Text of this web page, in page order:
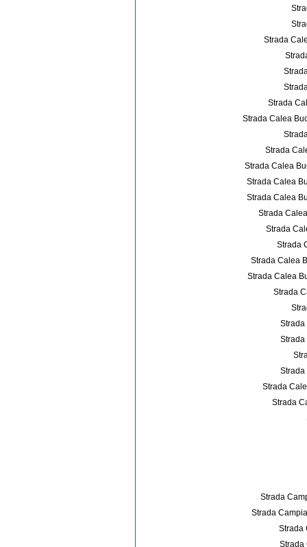
Strada
Strada
Strada Calea
Strada
Strada Calea
Strada Calea
Strada Calea
Strada
Strada
Strada
Strada Calea
Strada Calea
Strada
Strada
Strada
Strada
Strada
Strada
Strada
Strada
Strada
Strada